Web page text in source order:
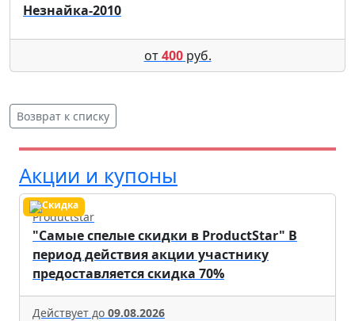
Незнайка-2010
от400руб.
Возврат к списку
Акции и купоны
Productstar
"Самые спелые скидки в ProductStar" В
период действия акции участнику
предоставляется скидка 70%
Действует до 09.08.2026